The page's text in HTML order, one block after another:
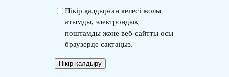
Пікір қалдырған келесі жолы
атымды, электрондық
поштамды және веб-сайтты осы
браузерде сақтаңыз.